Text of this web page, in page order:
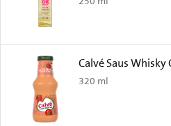
Calvé Saus
320 ml